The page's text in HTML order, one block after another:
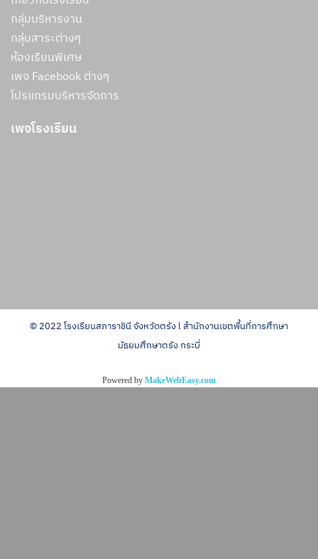
กลุ่มบริหารงาน
กลุ่มสาระต่างๆ
ห้องเรียนพิเศษ
เพจ Facebook ต่างๆ
โปรแกรมบริหารจัดการ
เพจโรงเรียน
© 2022 โรงเรียนสภาราชินี จังหวัดตรัง l สำนักงานเขตพื้นที่การศึกษา
มัธยมศึกษาตรัง กระบี่
Powered by MakeWebEasy.com